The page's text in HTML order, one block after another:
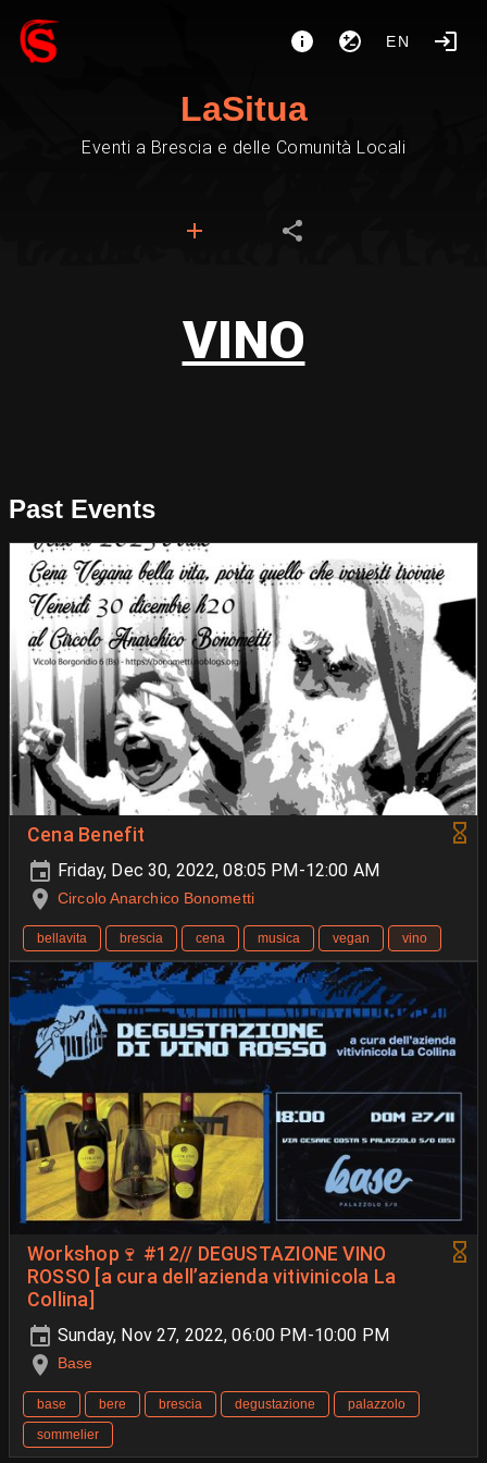
EN
LaSitua
Eventi a Brescia e delle Comunità Locali
VINO
Past Events
Cena Benefit
Friday, Dec 30, 2022, 08:05 PM-12:00 AM
Circolo Anarchico Bonometti
bellavita brescia cena musica vegan vino
Workshop🍷 #12// DEGUSTAZIONE VINO
ROSSO [a cura dell’azienda vitivinicola La
Collina]
Sunday, Nov 27, 2022, 06:00 PM-10:00 PM
Base
base bere brescia degustazione
palazzolo
sommelier